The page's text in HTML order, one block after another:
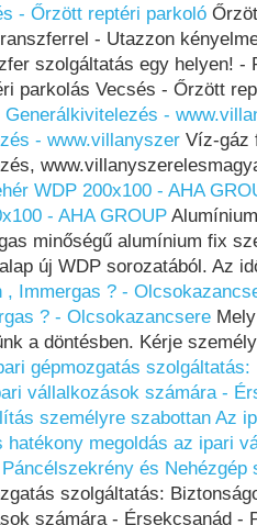
- Őrzött reptéri parkoló
- Utazzon
szolgáltatás egy helyen! -
parkolás Vecsés - Őrzött
-
- www.villanyszer Víz-gáz
WDP 200x100 - AHA
- AHA GROUP
minőségű alumínium fix
új WDP sorozatából. Az
, Immergas ? -
? - Olcsokazancsere
a döntésben. Kérje
gépmozgatás
vállalkozások számára -
személyre szabottan Az
hatékony megoldás az ipari
és
szolgáltatás:
számára - Érsekcsanád -